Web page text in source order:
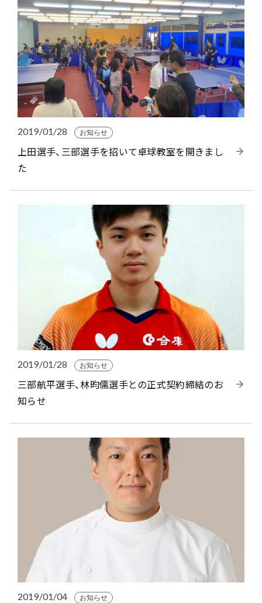
2019/01/28 お知らせ
上田選手、三部選手を招いて卓球教室を開きまし
た
2019/01/28 お知らせ
三部航平選手、林昀儒選手との正式契約締結のお
知らせ
2019/01/04 お知らせ